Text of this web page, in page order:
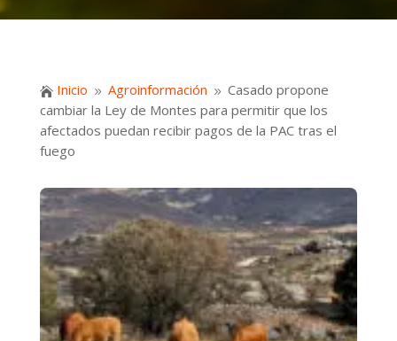
 Inicio 9 Agroinformación 9 Casado propone
cambiar la Ley de Montes para permitir que los
afectados puedan recibir pagos de la PAC tras el
fuego